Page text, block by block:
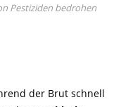
Pestiziden bedrohen
der Brut schnell